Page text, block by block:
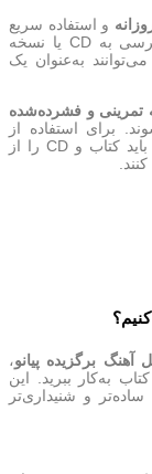
و استفاده سریع
در خانه یا کلاس است. در بسیاری از مواقع، دسترسی به CD یا نسخه
به‌عنوان یک
تمرینی و فشرده‌شده
برای استفاده از
کیفیت کامل و مرجع رسمی موسیقی‌ها، هنرجویان باید کتاب و CD را از
کنیم؟
آهنگ برگزیده پیانو،
به‌کار ببرید. این
و شنیداری‌تر